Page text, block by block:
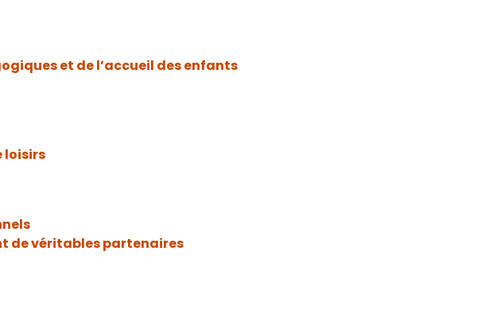
et de l’accueil des enfants
loisirs
de véritables partenaires